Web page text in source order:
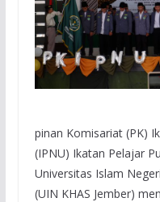
pinan Komisariat (PK)
(IPNU) Ikatan Pelajar
Universitas Islam
(UIN KHAS Jember)